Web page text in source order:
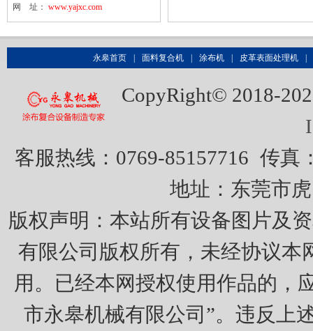
网 址： www.yajxc.com
永皋首页 面料复合机 涂布机 皮革表面处理机
CopyRight© 2018-
客服热线：0769-85157716 传真
地址：东莞市
版权声明：本站所有设备图片及
有限公司版权所有，未经协议本
用。已经本网授权使用作品的，
市永皋机械有限公司”。违反上